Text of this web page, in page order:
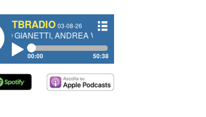
TBRADIO 03-08-26
ANDREA VENDRAME, FILIPPO FIORELLI
00:00 50:38